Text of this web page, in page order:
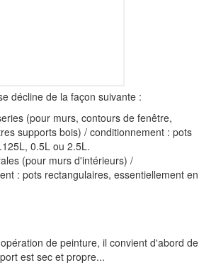
décline de la façon suivante :
(pour murs, contours de fenêtre,
supports bois) / conditionnement : pots
0.5L ou 2.5L.
(pour murs d'intérieurs) /
: pots rectangulaires, essentiellement en
de peinture, il convient d'abord de
est sec et propre...